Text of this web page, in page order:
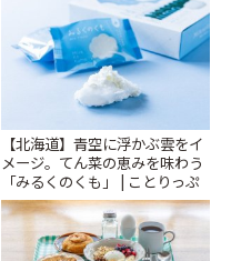
【北海道】青空に浮かぶ雲をイ
メージ。てん菜の恵みを味わう
「みるくのくも」 | ことりっぷ